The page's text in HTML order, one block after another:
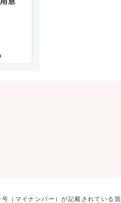
（マイナンバー）が記載されている箇